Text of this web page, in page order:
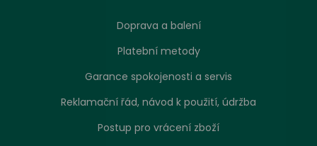
Doprava a balení
Platební metody
Garance spokojenosti a servis
Reklamační řád, návod k použití, údržba
Postup pro vrácení zboží